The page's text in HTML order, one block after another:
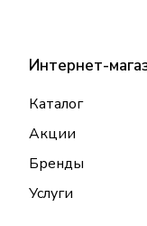
Интернет-
Каталог
Акции
Бренды
Услуги